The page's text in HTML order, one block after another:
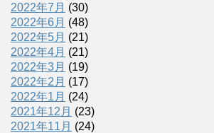
2022年7月 (30)
2022年6月 (48)
2022年5月 (21)
2022年4月 (21)
2022年3月 (19)
2022年2月 (17)
2022年1月 (24)
2021年12月 (23)
2021年11月 (24)